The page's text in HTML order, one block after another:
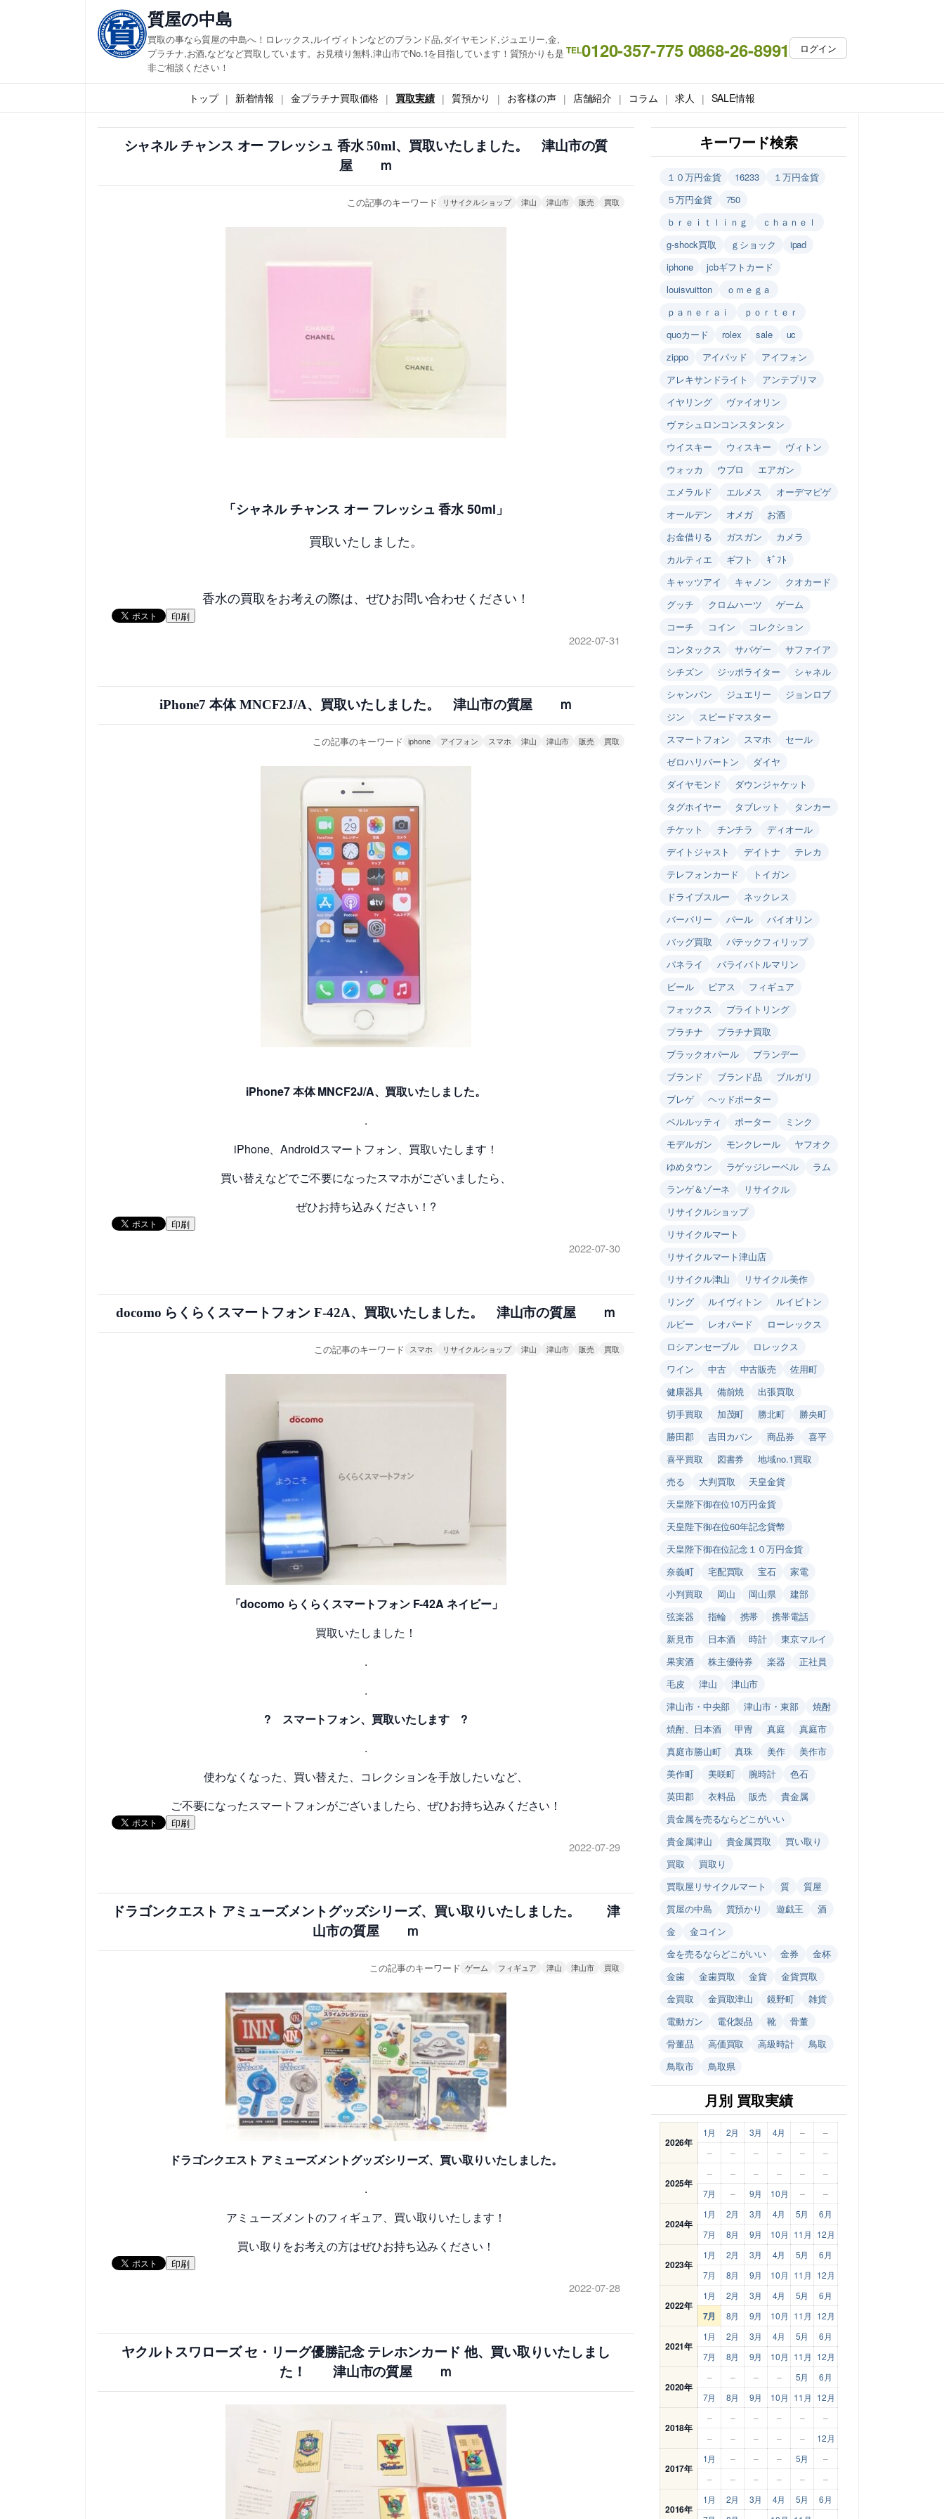
ッ
質屋の中島
買取の事なら質屋の中島へ！ロレックス,ルイヴィトンなどのブランド品,ダイヤモンド,ジュエリー,金,
プラチナ,お酒,などなど買取しています。お見積り無料,津山市でNo.1を目指しています！質預かりも是
非ご相談ください！
TEL0120-357-775 0868-26-8991 ログイン
トップ 新着情報 金プラチナ買取価格 買取実績 質預かり お客様の声 店舗紹介 コラム 求人 SALE情報
シャネル チャンス オー フレッシュ 香水 50ml、買取いたしました。 津山市の質
屋 ｍ
この記事のキーワード リサイクルショップ 津山 津山市 販売 買取
「シャネル チャンス オー フレッシュ 香水 50ml」
買取いたしました。
香水の買取をお考えの際は、ぜひお問い合わせください！
印刷
2022-07-31
iPhone7 本体 MNCF2J/A、買取いたしました。 津山市の質屋 ｍ
この記事のキーワード iphone アイフォン スマホ 津山 津山市 販売 買取
iPhone7 本体 MNCF2J/A、買取いたしました。
.
iPhone、Androidスマートフォン、買取いたします！
買い替えなどでご不要になったスマホがございましたら、
ぜひお持ち込みください！?
印刷
2022-07-30
docomo らくらくスマートフォン F-42A、買取いたしました。 津山市の質屋 ｍ
この記事のキーワード スマホ リサイクルショップ 津山 津山市 販売 買取
「docomo らくらくスマートフォン F-42A ネイビー」
買取いたしました！
.
.
? スマートフォン、買取いたします ?
.
使わなくなった、買い替えた、コレクションを手放したいなど、
ご不要になったスマートフォンがございましたら、ぜひお持ち込みください！
印刷
2022-07-29
ドラゴンクエスト アミューズメントグッズシリーズ、買い取りいたしました。 津
山市の質屋 ｍ
この記事のキーワード ゲーム フィギュア 津山 津山市 買取
ドラゴンクエスト アミューズメントグッズシリーズ、買い取りいたしました。
.
アミューズメントのフィギュア、買い取りいたします！
買い取りをお考えの方はぜひお持ち込みください！
印刷
2022-07-28
ヤクルトスワローズ セ・リーグ優勝記念 テレホンカード 他、買い取りいたしまし
た！ 津山市の質屋 ｍ
キーワード検索
１０万円金貨 16233
１万円金貨
５万円金貨
750
ｂｒｅｉｔｌｉｎｇ
ｃｈａｎｅｌ
g-shock買取
ｇショック
ipad
iphone
jcbギフトカード
louisvuitton
ｏｍｅｇａ
ｐａｎｅｒａｉ
ｐｏｒｔｅｒ
quoカード
rolex sale
uc
zippo
アイパッド
アイフォン
アレキサンドライト
アンテプリマ
イヤリング
ヴァイオリン
ヴァシュロンコンスタンタン
ウイスキー
ウィスキー
ヴィトン
ウォッカ
ウブロ
エアガン
エメラルド
エルメス
オーデマピゲ
オールデン
オメガ
お酒
お金借りる
ガスガン
カメラ
カルティエ
ギフト
ｷﾞﾌﾄ
キャッツアイ
キャノン
クオカード
グッチ
クロムハーツ
ゲーム
コーチ
コイン
コレクション
コンタックス
サバゲー
サファイア
シチズン
ジッポライター
シャネル
シャンパン
ジュエリー
ジョンロブ
ジン
スピードマスター
スマートフォン
スマホ
セール
ゼロハリバートン
ダイヤ
ダイヤモンド
ダウンジャケット
タグホイヤー
タブレット
タンカー
チケット
チンチラ
ディオール
デイトジャスト
デイトナ
テレカ
テレフォンカード
トイガン
ドライブスルー
ネックレス
バーバリー
パール
バイオリン
バッグ買取
パテックフィリップ
パネライ
パライバトルマリン
ビール
ピアス
フィギュア
フォックス
ブライトリング
プラチナ
プラチナ買取
ブラックオパール
ブランデー
ブランド
ブランド品
ブルガリ
ブレゲ
ヘッドポーター
ベルルッティ
ポーター
ミンク
モデルガン
モンクレール
ヤフオク
ゆめタウン
ラゲッジレーベル
ラム
ランゲ＆ゾーネ
リサイクル
リサイクルショップ
リサイクルマート
リサイクルマート津山店
リサイクル津山
リサイクル美作
リング
ルイヴィトン
ルイビトン
ルビー
レオパード
ローレックス
ロシアンセーブル
ロレックス
ワイン
中古 中古販売
佐用町
健康器具
備前焼
出張買取
切手買取
加茂町 勝北町
勝央町
勝田郡
吉田カバン 商品券
喜平
喜平買取
図書券
地域no.1買取
売る
大判買取
天皇金貨
天皇陛下御在位10万円金貨
天皇陛下御在位60年記念貨幣
天皇陛下御在位記念１０万円金貨
奈義町
宅配買取 宝石
家電
小判買取
岡山 岡山県
建部
弦楽器
指輪 携帯
携帯電話
新見市
日本酒 時計
東京マルイ
果実酒
株主優待券 楽器
正社員
毛皮
津山
津山市
津山市・中央部
津山市・東部
焼酎
焼酎、日本酒
甲冑 真庭
真庭市
真庭市勝山町
真珠 美作
美作市
美作町
美咲町 腕時計
色石
英田郡
衣料品 販売
貴金属
貴金属を売るならどこがいい
貴金属津山
貴金属買取
買い取り
買取
買取り
買取屋リサイクルマート
質
質屋
質屋の中島
質預かり 遊戯王
酒
金
金コイン
金を売るならどこがいい
金券
金杯
金歯
金歯買取 金貨
金貨買取
金買取
金買取津山 鏡野町
雑貨
電動ガン
電化製品 靴
骨董
骨董品
高価買取 高級時計
鳥取
鳥取市
鳥取県
月別 買取実績
2026年
1月 2月 3月 4月 –
–
–
– – – – –
2025年
– – – – –
–
7月
– 9月 10月 – –
2024年
1月 2月 3月 4月 5月
6月
7月
8月 9月 10月 11月 12月
2023年
1月 2月 3月 4月 5月
6月
7月
8月 9月 10月 11月 12月
2022年
1月 2月 3月 4月 5月 6月
7月 8月 9月 10月 11月 12月
2021年
1月 2月 3月 4月 5月
6月
7月
8月 9月 10月 11月 12月
2020年
– – – – 5月
6月
7月
8月 9月 10月 11月 12月
2018年
– – – – –
–
–
– – – – 12月
2017年
1月 – – – 5月
–
–
– – – – –
2016年
1月 2月 3月 4月 5月
6月